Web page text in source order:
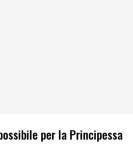
per la Principessa